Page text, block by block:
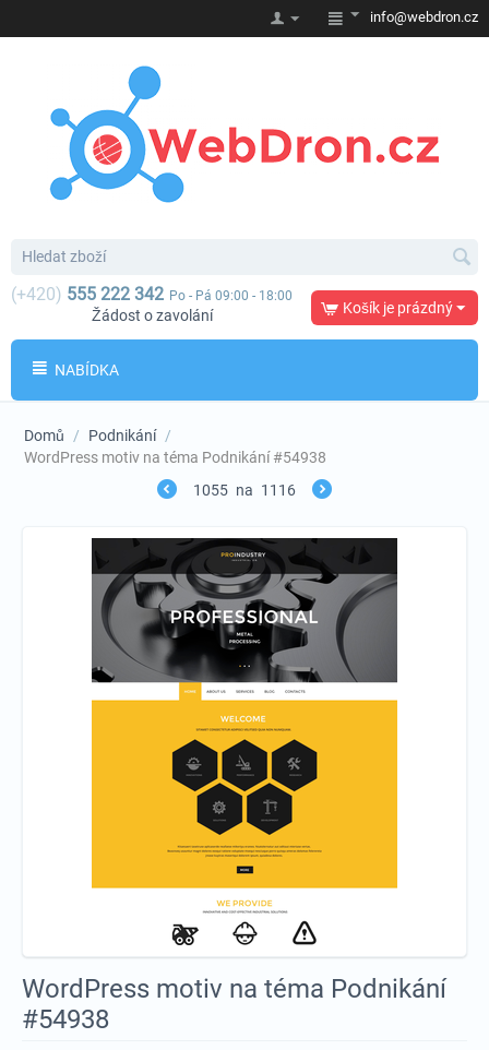
info@webdron.cz
(+420) 555 222 342 Po - Pá 09:00 - 18:00
Žádost o zavolání Košík je prázdný
NABÍDKA
Domů / Podnikání /
WordPress motiv na téma Podnikání #54938
1055 na 1116
WordPress motiv na téma Podnikání
#54938